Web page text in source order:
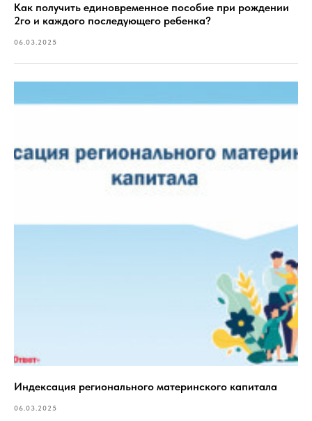
Как получить единовременное пособие при рождении
2го и каждого последующего ребенка?
06.03.2025
Индексация регионального материнского капитала
06.03.2025